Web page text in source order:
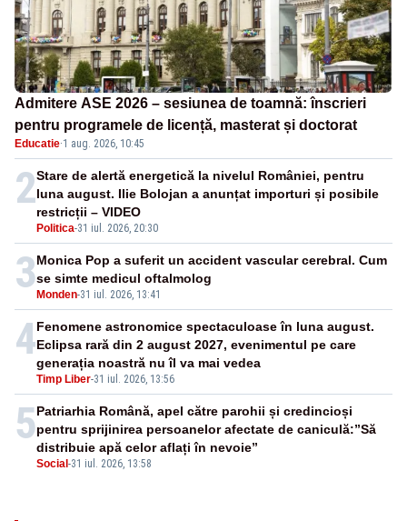
Admitere ASE 2026 – sesiunea de toamnă: înscrieri
pentru programele de licență, masterat și doctorat
Educatie·1 aug. 2026, 10:45
2
Politica-31 iul. 2026, 20:30
Stare de alertă energetică la nivelul României, pentru
luna august. Ilie Bolojan a anunțat importuri și posibile
restricții – VIDEO
3 Monden-31 iul. 2026, 13:41
Monica Pop a suferit un accident vascular cerebral. Cum
se simte medicul oftalmolog
4
Timp Liber-31 iul. 2026, 13:56
Fenomene astronomice spectaculoase în luna august.
Eclipsa rară din 2 august 2027, evenimentul pe care
generația noastră nu îl va mai vedea
5
Social -31 iul. 2026, 13:58
Patriarhia Română, apel către parohii și credincioși
pentru sprijinirea persoanelor afectate de caniculă:”Să
distribuie apă celor aflați în nevoie”